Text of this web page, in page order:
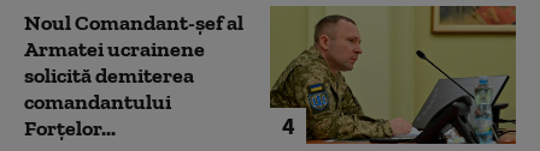
4
Noul Comandant-șef al
Armatei ucrainene
solicită demiterea
comandantului
Forțelor...